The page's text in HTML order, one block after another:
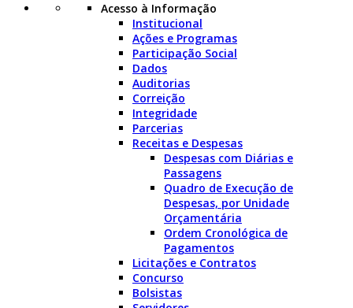
Acesso à Informação
Institucional
Ações e Programas
Participação Social
Dados
Auditorias
Correição
Integridade
Parcerias
Receitas e Despesas
Despesas com Diárias e
Passagens
Quadro de Execução de
Despesas, por Unidade
Orçamentária
Ordem Cronológica de
Pagamentos
Licitações e Contratos
Concurso
Bolsistas